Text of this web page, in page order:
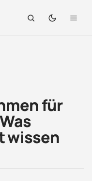
für
wissen